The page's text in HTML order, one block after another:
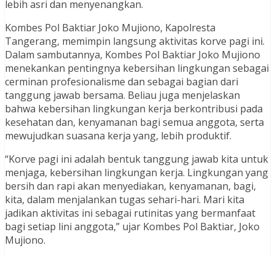
lebih asri dan menyenangkan.
Kombes Pol Baktiar Joko Mujiono, Kapolresta
Tangerang, memimpin langsung aktivitas korve pagi ini.
Dalam sambutannya, Kombes Pol Baktiar Joko Mujiono
menekankan pentingnya kebersihan lingkungan sebagai
cerminan profesionalisme dan sebagai bagian dari
tanggung jawab bersama. Beliau juga menjelaskan
bahwa kebersihan lingkungan kerja berkontribusi pada
kesehatan dan, kenyamanan bagi semua anggota, serta
mewujudkan suasana kerja yang, lebih produktif.
“Korve pagi ini adalah bentuk tanggung jawab kita untuk
menjaga, kebersihan lingkungan kerja. Lingkungan yang
bersih dan rapi akan menyediakan, kenyamanan, bagi,
kita, dalam menjalankan tugas sehari-hari. Mari kita
jadikan aktivitas ini sebagai rutinitas yang bermanfaat
bagi setiap lini anggota,” ujar Kombes Pol Baktiar, Joko
Mujiono.